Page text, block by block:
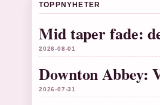
TOPPNYHETER
Mid taper fade:
2026-08-01
Downton Abbey:
2026-07-31